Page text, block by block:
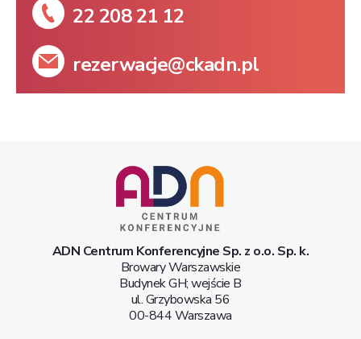
22 208 21 12
rezerwacje@ckadn.pl
ADN Centrum Konferencyjne Sp. z o.o. Sp. k.
Browary Warszawskie
Budynek GH; wejście B
ul. Grzybowska 56
00-844 Warszawa